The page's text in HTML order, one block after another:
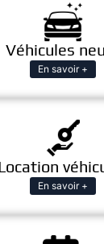
Véhicules
En savoir +
En savoir +